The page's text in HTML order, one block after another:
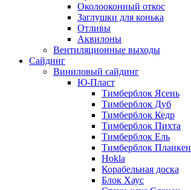
Околооконный откос
Заглушки для конька
Отливы
Аквилоны
Вентиляционные выходы
Сайдинг
Виниловый сайдинг
Ю-Пласт
Тимберблок Ясень
Тимберблок Дуб
Тимберблок Кедр
Тимберблок Пихта
Тимберблок Ель
Тимберблок Планкен
Hokla
Корабельная доска
Блок Хаус